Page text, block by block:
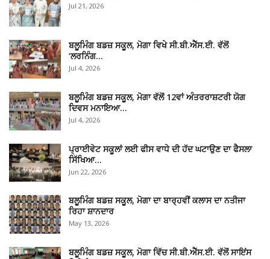
Jul 21, 2026
ਬਲੂਮਿੰਗ ਬਡਜ਼ ਸਕੂਲ, ਮੋਗਾ ਵਿਖੇ ਸੀ.ਬੀ.ਐੱਸ.ਈ. ਵੱਲੋਂ
‘ਲਰਨਿੰਗ…
Jul 4, 2026
ਬਲੂਮਿੰਗ ਬਡਜ਼ ਸਕੂਲ, ਮੋਗਾ ਵੱਲੋਂ 12ਵਾਂ ਅੰਤਰਰਾਸ਼ਟਰੀ ਯੋਗ
ਦਿਵਸ ਮਨਾਇਆ…
Jul 4, 2026
ਪ੍ਰਾਈਵੇਟ ਸਕੂਲਾਂ ਲਈ ਫੀਸ ਵਾਧੇ ਦੀ ਹੱਦ ਘਟਾਉਣ ਦਾ ਫੈਸਲਾ
ਸਿੱਖਿਆ…
Jun 22, 2026
ਬਲੂਮਿੰਗ ਬਡਜ਼ ਸਕੂਲ, ਮੋਗਾ ਦਾ ਬਾਰ੍ਹਵੀਂ ਕਲਾਸ ਦਾ ਨਤੀਜਾ
ਰਿਹਾ ਸ਼ਾਨਦਾਰ
May 13, 2026
ਬਲੂਮਿੰਗ ਬਡਜ਼ ਸਕੂਲ, ਮੋਗਾ ਵਿੱਚ ਸੀ.ਬੀ.ਐੱਸ.ਈ. ਵੱਲੋਂ ਸਾਇਂਸ